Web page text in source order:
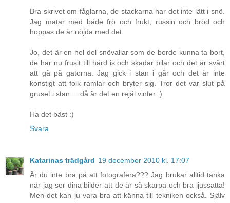
Bra skrivet om fåglarna, de stackarna har det inte lätt i snö.
Jag matar med både frö och frukt, russin och bröd och
hoppas de är nöjda med det.
Jo, det är en hel del snövallar som de borde kunna ta bort,
de har nu frusit till hård is och skadar bilar och det är svårt
att gå på gatorna. Jag gick i stan i går och det är inte
konstigt att folk ramlar och bryter sig. Tror det var slut på
gruset i stan.... då är det en rejäl vinter :)
Ha det bäst :)
Svara
Katarinas trädgård 19 december 2010 kl. 17:07
Är du inte bra på att fotografera??? Jag brukar alltid tänka
när jag ser dina bilder att de är så skarpa och bra ljussatta!
Men det kan ju vara bra att känna till tekniken också. Själv